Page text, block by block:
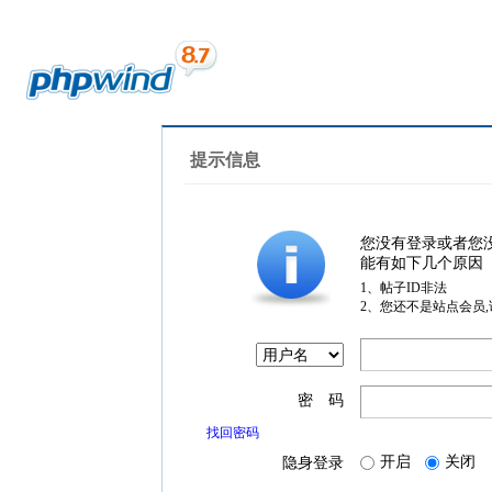
提示信息
您没有登录或者您
能有如下几个原因
1、帖子ID非法
2、您还不是站点会员
密 码
找回密码
隐身登录 开启 关闭